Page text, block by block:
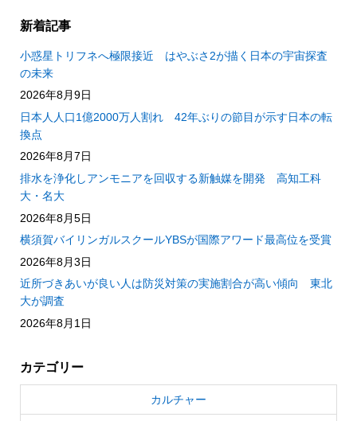
新着記事
小惑星トリフネへ極限接近 はやぶさ2が描く日本の宇宙探査
の未来
2026年8月9日
日本人人口1億2000万人割れ 42年ぶりの節目が示す日本の転
換点
2026年8月7日
排水を浄化しアンモニアを回収する新触媒を開発 高知工科
大・名大
2026年8月5日
横須賀バイリンガルスクールYBSが国際アワード最高位を受賞
2026年8月3日
近所づきあいが良い人は防災対策の実施割合が高い傾向 東北
大が調査
2026年8月1日
カテゴリー
カルチャー